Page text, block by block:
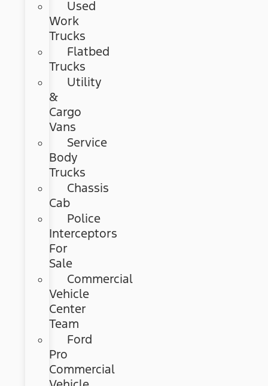
Used
Work
Trucks
Flatbed
Trucks
Utility
&
Cargo
Vans
Service
Body
Trucks
Chassis
Cab
Police
Interceptors
For
Sale
Commercial
Vehicle
Center
Team
Ford
Pro
Commercial